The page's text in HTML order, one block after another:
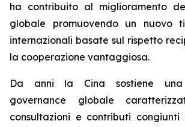
ha contribuito al miglioramento
globale promuovendo un nuovo
internazionali basate sul rispetto
la cooperazione vantaggiosa.
Da anni la Cina sostiene
governance globale
consultazioni e contributi